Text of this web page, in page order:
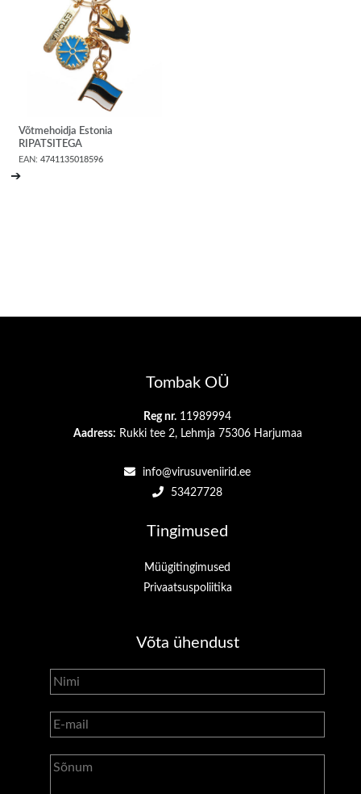
Võtmehoidja Estonia
RIPATSITEGA
EAN:4741135018596
➔
Tombak OÜ
Reg nr. 11989994
Aadress: Rukki tee 2, Lehmja 75306 Harjumaa
info@virusuveniirid.ee
53427728
Tingimused
Müügitingimused
Privaatsuspoliitika
Võta ühendust